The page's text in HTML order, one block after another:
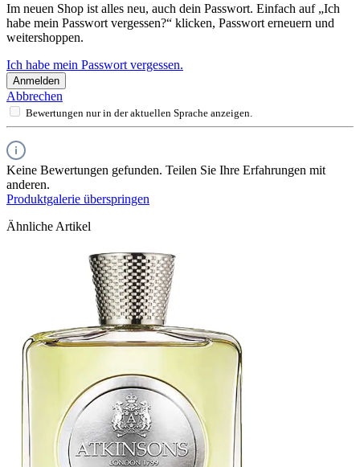
Im neuen Shop ist alles neu, auch dein Passwort. Einfach auf „Ich
habe mein Passwort vergessen?“ klicken, Passwort erneuern und
weitershoppen.
Ich habe mein Passwort vergessen.
Anmelden
Abbrechen
Bewertungen nur in der aktuellen Sprache anzeigen.
Keine Bewertungen gefunden. Teilen Sie Ihre Erfahrungen mit
anderen.
Produktgalerie überspringen
Ähnliche Artikel